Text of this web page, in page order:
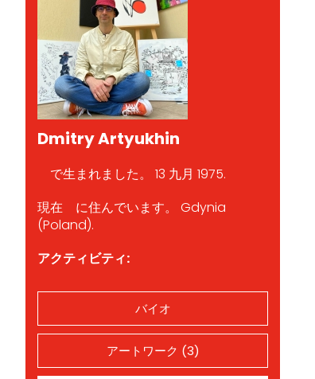
Dmitry Artyukhin
で生まれました。 13 九月 1975.
現在 に住んでいます。 Gdynia
(Poland).
アクティビティ:
バイオ
アートワーク (3)